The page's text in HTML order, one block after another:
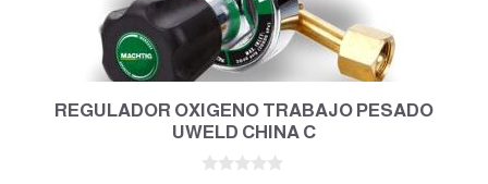
REGULADOR OXIGENO TRABAJO PESADO
UWELD CHINA C